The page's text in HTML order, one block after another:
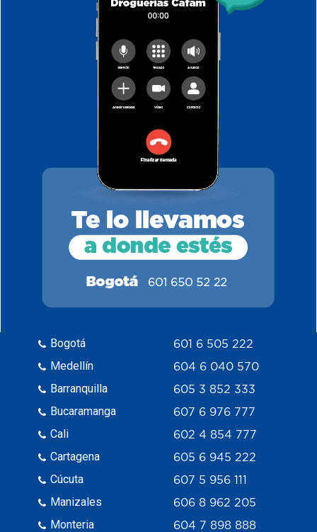
Bogotá
Medellín
Barranquilla
Bucaramanga
Cali
Cartagena
Cúcuta
Manizales
Monteria
601 6 505 222
604 6 040 570
605 3 852 333
607 6 976 777
602 4 854 777
605 6 945 222
607 5 956 111
606 8 962 205
604 7 898 888